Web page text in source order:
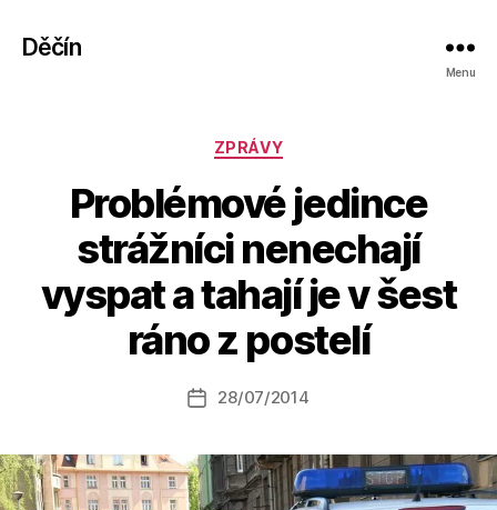
Děčín
Menu
Rubriky
ZPRÁVY
Problémové jedince
strážníci nenechají
vyspat a tahají je v šest
ráno z postelí
Autor
příspěvku
A
o
a
s
o
Datum
28/07/2014